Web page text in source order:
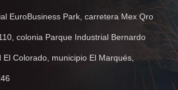
EuroBusiness Park, carretera Mex Qro
colonia Parque Industrial Bernardo
Colorado, municipio El Marqués,